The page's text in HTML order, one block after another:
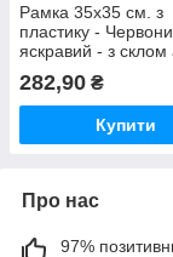
Рамка 35х35 см. з
пластику -
яскравий - з склом
282,90 ₴
Купити
Про нас
97%